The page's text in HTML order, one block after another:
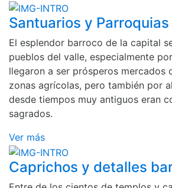
Santuarios y Parroquias
El esplendor barroco de la capital
pueblos del valle, especialmente
llegaron a ser prósperos mercados
zonas agrícolas, pero también por
desde tiempos muy antiguos eran
sagrados.
Ver más
Caprichos y detalles